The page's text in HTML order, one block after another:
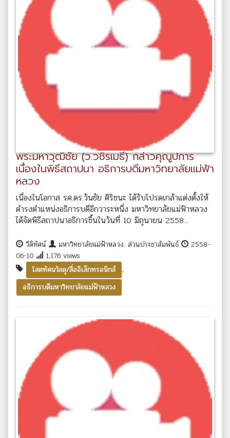
พระมหาวุฒิชัย (ว.วชิรเมธี) กล่าวคุณูปการ
เนื่องในพิธีสถาปนา อธิการบดีมหาวิทยาลัยแม่ฟ้า
หลวง
เนื่องในโอกาส รศ.ดร.วันชัย ศิริชนะ ได้รับโปรดเกล้าแต่งตั้งให้
ดำรงตำแหน่งอธิการบดีอีกวาระหนึ่ง มหาวิทยาลัยแม่ฟ้าหลวง
ได้จัดพิธีสถาปนาอธิการขึ้นในวันที่ 10 มิถุนายน 2558...
วีดิทัศน์ มหาวิทยาลัยแม่ฟ้าหลวง. ส่วนประชาสัมพันธ์
2558-
06-10
1,176 views
โสตทัศนวัสดุ/สื่ออิเล็กทรอนิกส์
,
อธิการบดีมหาวิทยาลัยแม่ฟ้าหลวง